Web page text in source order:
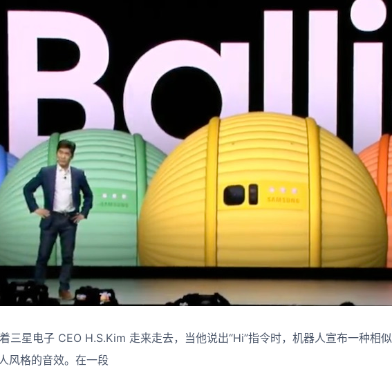
三星电子 CEO H.S.Kim 走来走去，当他说出“Hi”指令时，机器人宣布一种相似
风格的音效。在一段